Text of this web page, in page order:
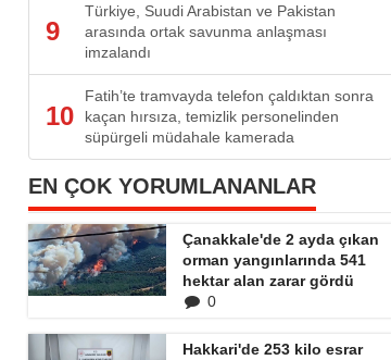
9
Türkiye, Suudi Arabistan ve Pakistan
arasında ortak savunma anlaşması
imzalandı
10
Fatih’te tramvayda telefon çaldıktan sonra
kaçan hırsıza, temizlik personelinden
süpürgeli müdahale kamerada
EN ÇOK YORUMLANANLAR
Çanakkale'de 2 ayda çıkan
orman yangınlarında 541
hektar alan zarar gördü
0
Hakkari'de 253 kilo esrar